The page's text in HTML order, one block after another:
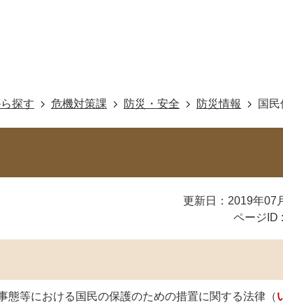
探す 危機対策課 防災・安全 防災情報 国
更新日：2019年07
ページID :
態等における国民の保護のための措置に関する法律（